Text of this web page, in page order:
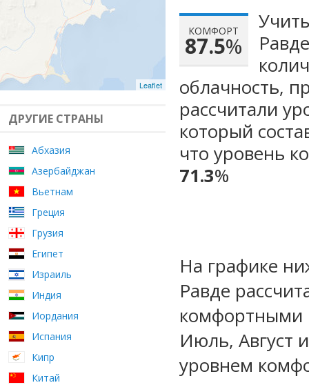
Leaflet
ДРУГИЕ СТРАНЫ
Абхазия
Азербайджан
Вьетнам
Греция
Грузия
Египет
Израиль
Индия
Иордания
Испания
Кипр
Китай
КОМФОРТ
87.5%
облачность,
рассчитали
который
что уровень
71.3%
На графике
Равде
комфортными
Июль, Август
уровнем